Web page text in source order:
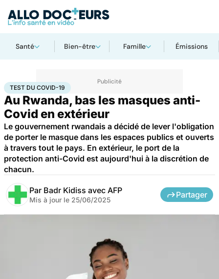
Santé Bien-être Famille Émissions
AccueilSantéMédicaments Test du Covid-19
TEST DU COVID-19
Au Rwanda, bas les masques anti-
Covid en extérieur
Le gouvernement rwandais a décidé de lever l'obligation
de porter le masque dans les espaces publics et ouverts
à travers tout le pays. En extérieur, le port de la
protection anti-Covid est aujourd'hui à la discrétion de
chacun.
Par Badr Kidiss avec AFP
Mis à jour le 25/06/2025
Partager